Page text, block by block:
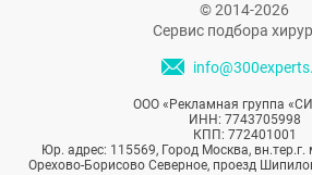
© 2014-2026
Сервис подбора
ООО «Рекламная группа
ИНН: 7743705998
КПП: 772401001
Юр. адрес: 115569, Город Москва,
Орехово-Борисово Северное, проезд